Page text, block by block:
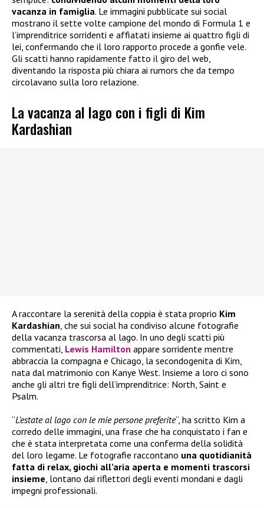
vacanza in famiglia. Le immagini pubblicate sui social
mostrano il sette volte campione del mondo di Formula 1 e
l’imprenditrice sorridenti e affiatati insieme ai quattro figli di
lei, confermando che il loro rapporto procede a gonfie vele.
Gli scatti hanno rapidamente fatto il giro del web,
diventando la risposta più chiara ai rumors che da tempo
circolavano sulla loro relazione.
La vacanza al lago con i figli di Kim
Kardashian
A raccontare la serenità della coppia è stata proprio Kim
Kardashian , che sui social ha condiviso alcune fotografie
della vacanza trascorsa al lago. In uno degli scatti più
commentati, Lewis Hamilton appare sorridente mentre
abbraccia la compagna e Chicago, la secondogenita di Kim,
nata dal matrimonio con Kanye West. Insieme a loro ci sono
anche gli altri tre figli dell’imprenditrice: North, Saint e
Psalm.
“L’estate al lago con le mie persone preferite“, ha scritto Kim a
corredo delle immagini, una frase che ha conquistato i fan e
che è stata interpretata come una conferma della solidità
del loro legame. Le fotografie raccontano una quotidianità
fatta di relax, giochi all’aria aperta e momenti trascorsi
insieme , lontano dai riflettori degli eventi mondani e dagli
impegni professionali.